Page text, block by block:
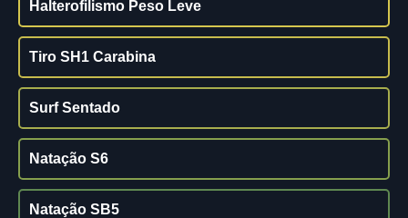
Halterofilismo Peso Leve
Tiro SH1 Carabina
Surf Sentado
Natação S6
Natação SB5